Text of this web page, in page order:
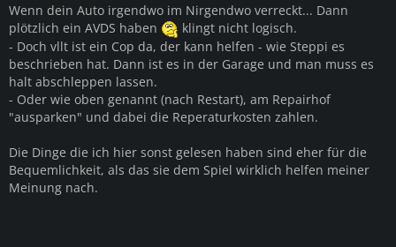
Wenn dein Auto irgendwo im Nirgendwo verreckt... Dann
plötzlich ein AVDS haben
klingt nicht logisch.
- Doch vllt ist ein Cop da, der kann helfen - wie Steppi es
beschrieben hat. Dann ist es in der Garage und man muss es
halt abschleppen lassen.
- Oder wie oben genannt (nach Restart), am Repairhof
"ausparken" und dabei die Reperaturkosten zahlen.
Die Dinge die ich hier sonst gelesen haben sind eher für die
Bequemlichkeit, als das sie dem Spiel wirklich helfen meiner
Meinung nach.